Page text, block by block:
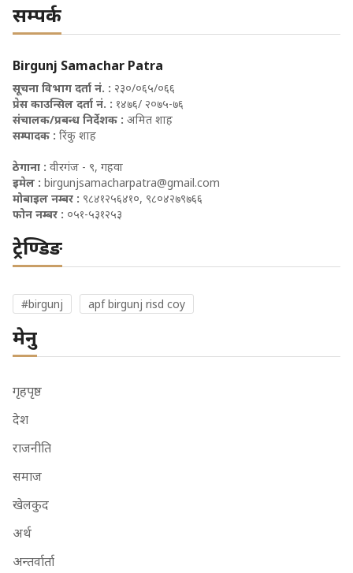
सम्पर्क
Birgunj Samachar Patra
सूचना विभाग दर्ता नं. : २३०/०६५/०६६
प्रेस काउन्सिल दर्ता नं. : १४७६/ २०७५-७६
संचालक/प्रबन्ध निर्देशक : अमित शाह
सम्पादक : रिंकु शाह
ठेगाना : वीरगंज - ९, गहवा
इमेल : birgunjsamacharpatra@gmail.com
मोबाइल नम्बर : ९८४१२५६४१०, ९८०४२७९७६६
फोन नम्बर : ०५१-५३१२५३
ट्रेण्डिङ
#birgunj apf birgunj risd coy
मेनु
गृहपृष्ठ
देश
राजनीति
समाज
खेलकुद
अर्थ
अन्तर्वार्ता